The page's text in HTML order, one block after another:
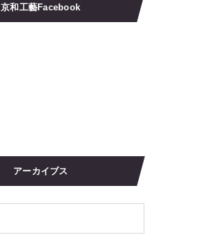
京和工藝Facebook
アーカイブス